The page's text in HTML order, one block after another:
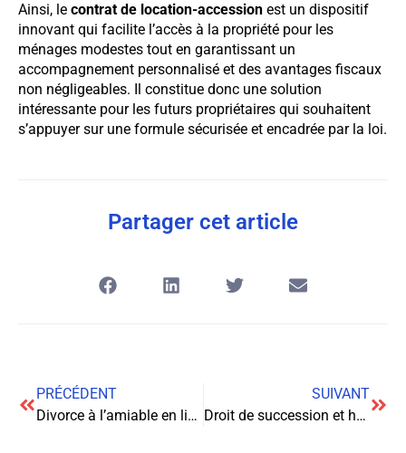
Ainsi, le contrat de location-accession est un dispositif
innovant qui facilite l’accès à la propriété pour les
ménages modestes tout en garantissant un
accompagnement personnalisé et des avantages fiscaux
non négligeables. Il constitue donc une solution
intéressante pour les futurs propriétaires qui souhaitent
s’appuyer sur une formule sécurisée et encadrée par la loi.
Partager cet article
PRÉCÉDENT
Divorce à l’amiable en ligne sans juge : la solution moderne, rapide et économique
SUIVANT
Droit de succession et héritage : Comprendre les enjeux pour une transmission sereine